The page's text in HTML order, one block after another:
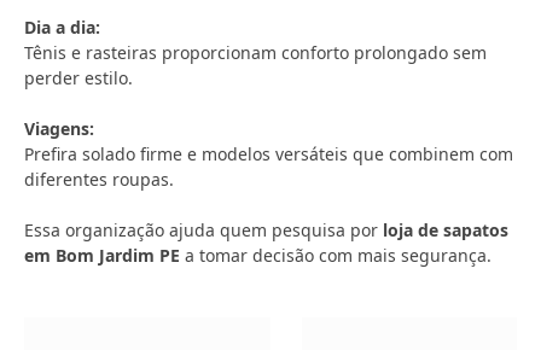
Dia a dia:
Tênis e rasteiras proporcionam conforto prolongado sem
perder estilo.
Viagens:
Prefira solado firme e modelos versáteis que combinem com
diferentes roupas.
Essa organização ajuda quem pesquisa por loja de sapatos
em Bom Jardim PE a tomar decisão com mais segurança.